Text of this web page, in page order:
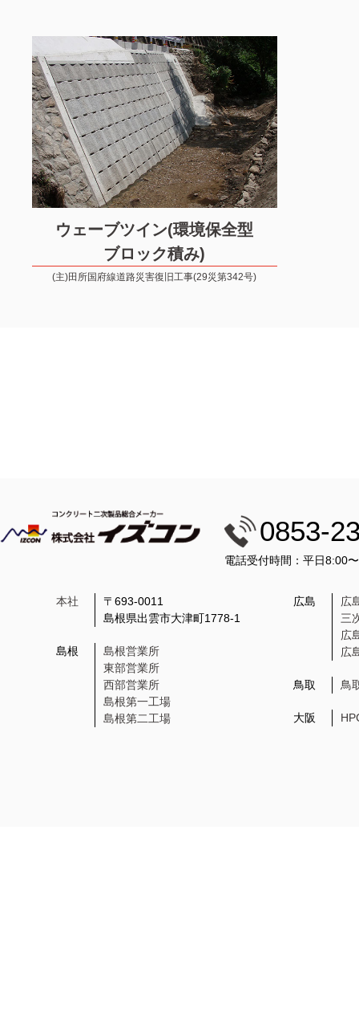
ウェーブツイン(環境保全型
ブロック積み)
(主)田所国府線道路災害復旧工事(29災第342号)
0853-
電話受付時間：平日8:00
本社
〒693-0011
島根県出雲市大津町1778-1
島根
島根営業所
東部営業所
西部営業所
島根第一工場
島根第二工場
広島
広
三
広
広
鳥取 鳥
大阪